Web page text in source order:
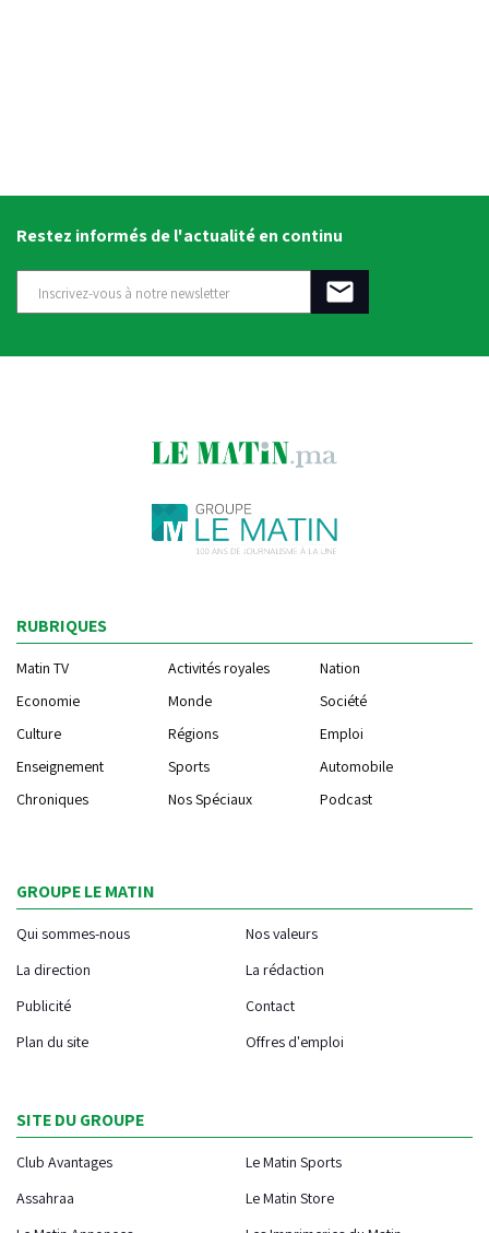
Restez informés de l'actualité en continu
RUBRIQUES
Matin TV Activités royales
Nation
Economie
Monde
Société
Culture
Régions
Emploi
Enseignement
Sports
Automobile
Chroniques
Nos Spéciaux Podcast
GROUPE LE MATIN
Qui sommes-nous
Nos valeurs
La direction
La rédaction
Publicité
Contact
Plan du site
Offres d'emploi
SITE DU GROUPE
Club Avantages
Le Matin Sports
Assahraa
Le Matin Store